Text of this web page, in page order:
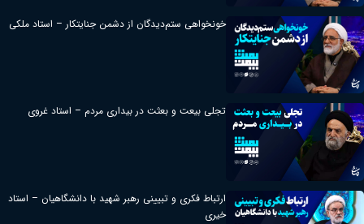
خونخواهی ستم‌دیدگان از دشمن جنایتکار – استاد ملکی
تجلی بیعت و بعثت در بیداری مردم – استاد غروی
ارتباط فکری و تبیینی رهبر شهید با دانشگاهیان – استاد
خیری